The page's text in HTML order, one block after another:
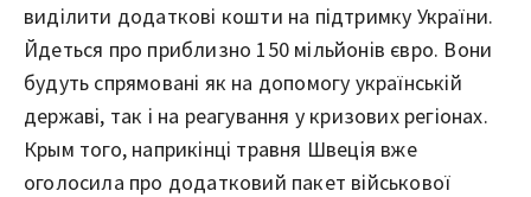
виділити додаткові кошти на підтримку України.
Йдеться про приблизно 150 мільйонів євро. Вони
будуть спрямовані як на допомогу українській
державі, так і на реагування у кризових регіонах.
Крым того, наприкінці травня Швеція вже
оголосила про додатковий пакет військової